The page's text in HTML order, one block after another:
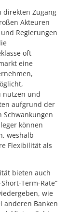
direkten Zugang
Akteuren
Regierungen
oft
eine
nutzen und
aufgrund der
können
weshalb
Flexibilität als
bieten auch
Term-Rate“
wie
anderen Banken